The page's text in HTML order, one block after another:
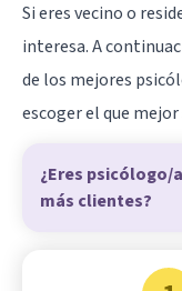
Si eres vecino o
interesa. A
de los mejores
escoger el que
¿Eres
más clientes?